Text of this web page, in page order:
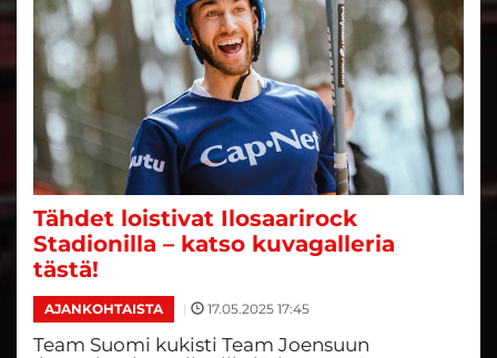
Tähdet loistivat Ilosaarirock
Stadionilla – katso kuvagalleria
tästä!
AJANKOHTAISTA | 17.05.2025 17:45
Team Suomi kukisti Team Joensuun